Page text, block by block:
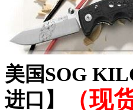
美国SOG
进口】
（现